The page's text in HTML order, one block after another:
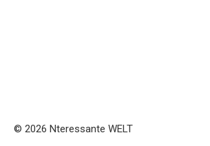
© 2026 Nteressante WELT